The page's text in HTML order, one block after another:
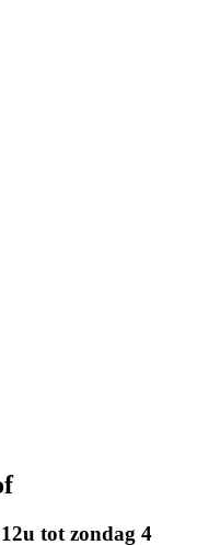
tot zondag 4